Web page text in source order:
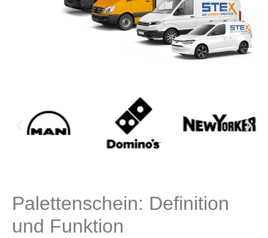
Palettenschein: Definition
und Funktion